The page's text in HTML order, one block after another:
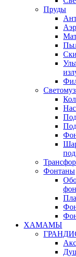
Пруды
Фонтаны
ХАМАМЫ